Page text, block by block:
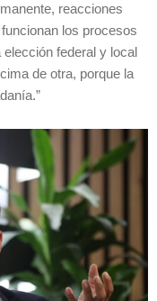
reacciones
los procesos
federal y local
de otra, porque la